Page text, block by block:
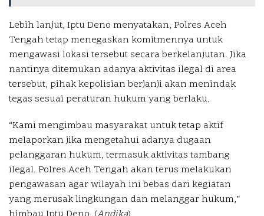
Lebih lanjut, Iptu Deno menyatakan, Polres Aceh
Tengah tetap menegaskan komitmennya untuk
mengawasi lokasi tersebut secara berkelanjutan. Jika
nantinya ditemukan adanya aktivitas ilegal di area
tersebut, pihak kepolisian berjanji akan menindak
tegas sesuai peraturan hukum yang berlaku.
“Kami mengimbau masyarakat untuk tetap aktif
melaporkan jika mengetahui adanya dugaan
pelanggaran hukum, termasuk aktivitas tambang
ilegal. Polres Aceh Tengah akan terus melakukan
pengawasan agar wilayah ini bebas dari kegiatan
yang merusak lingkungan dan melanggar hukum,”